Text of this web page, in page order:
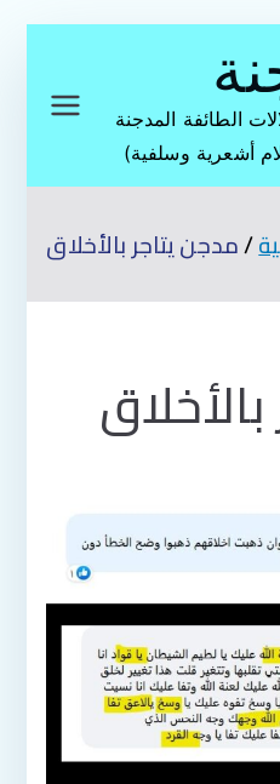
الطائفة المدجنة
أشعرية وسلفية)
مدجن يتاجر بالأخلاق